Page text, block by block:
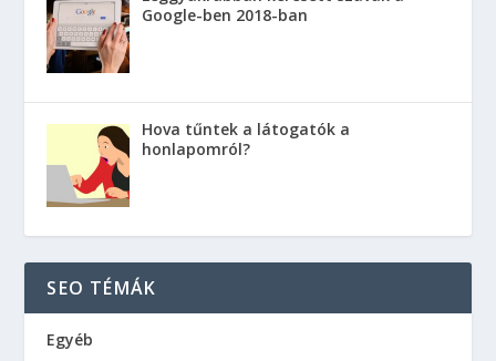
Google-ben 2018-ban
Hova tűntek a látogatók a
honlapomról?
SEO TÉMÁK
Egyéb